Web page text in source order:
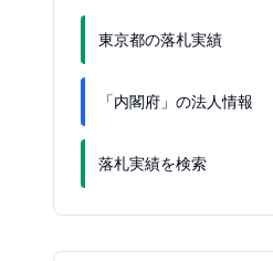
東京都の落札実績
「内閣府」の法人情報
落札実績を検索